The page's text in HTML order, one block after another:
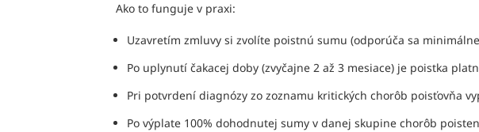
Ako to funguje v praxi:
Uzavretím zmluvy si zvolíte poistnú sumu (odporúča sa
Po uplynutí čakacej doby (zvyčajne 2 až 3 mesiace) je poistka
Pri potvrdení diagnózy zo zoznamu kritických chorôb poisťovňa
Po výplate 100% dohodnutej sumy v danej skupine chorôb